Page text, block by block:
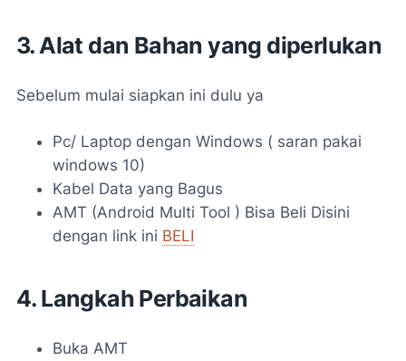
3. Alat dan Bahan yang diperlukan
Sebelum mulai siapkan ini dulu ya
Pc/ Laptop dengan Windows ( saran pakai
windows 10)
Kabel Data yang Bagus
AMT (Android Multi Tool ) Bisa Beli Disini
dengan link ini BELI
4. Langkah Perbaikan
Buka AMT